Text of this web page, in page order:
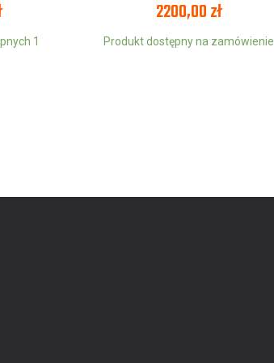
1
2200,00zł
Produkt dostępny na zamówienie